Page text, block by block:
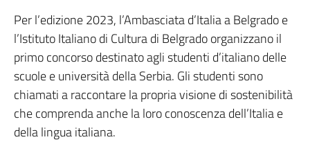
Per l’edizione 2023, l’Ambasciata d’Italia a Belgrado e
l’Istituto Italiano di Cultura di Belgrado organizzano il
primo concorso destinato agli studenti d’italiano delle
scuole e università della Serbia. Gli studenti sono
chiamati a raccontare la propria visione di sostenibilità
che comprenda anche la loro conoscenza dell’Italia e
della lingua italiana.